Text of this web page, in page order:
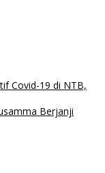
Covid-19 di NTB,
Berjanji